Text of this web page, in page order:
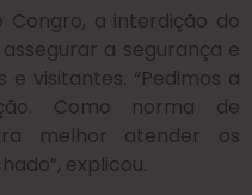
Congro, a interdição do
a segurança e
visitantes. “Pedimos a
Como norma de
melhor atender os
explicou.